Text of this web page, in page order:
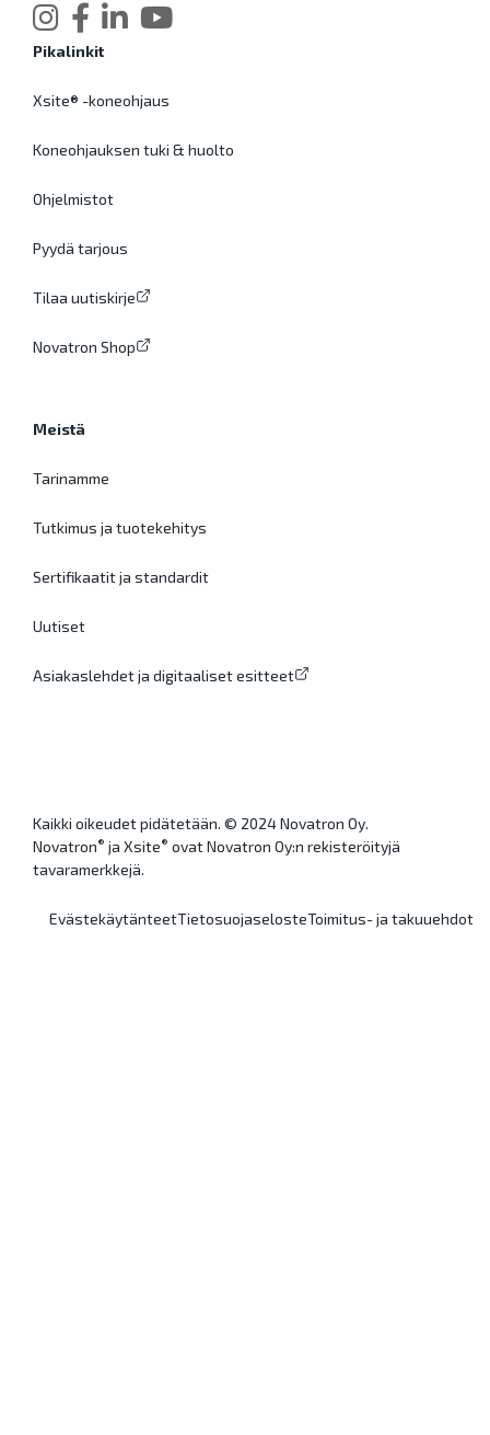
Pikalinkit
Xsite® -koneohjaus
Koneohjauksen tuki & huolto
Ohjelmistot
Pyydä tarjous
Tilaa uutiskirje
Novatron Shop
Meistä
Tarinamme
Tutkimus ja tuotekehitys
Sertifikaatit ja standardit
Uutiset
Asiakaslehdet ja digitaaliset esitteet
Kaikki oikeudet pidätetään. © 2024 Novatron Oy.
Novatron® ja Xsite® ovat Novatron Oy:n rekisteröityjä
tavaramerkkejä.
EvästekäytänteetTietosuojaselosteToimitus- ja takuuehdot